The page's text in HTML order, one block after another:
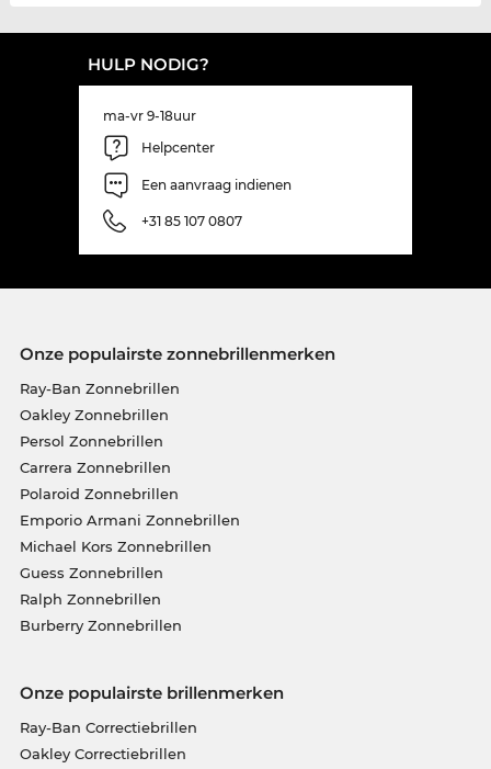
HULP NODIG?
ma-vr 9-18uur
Helpcenter
Een aanvraag indienen
+31 85 107 0807
Onze populairste zonnebrillenmerken
Ray-Ban Zonnebrillen
Oakley Zonnebrillen
Persol Zonnebrillen
Carrera Zonnebrillen
Polaroid Zonnebrillen
Emporio Armani Zonnebrillen
Michael Kors Zonnebrillen
Guess Zonnebrillen
Ralph Zonnebrillen
Burberry Zonnebrillen
Onze populairste brillenmerken
Ray-Ban Correctiebrillen
Oakley Correctiebrillen